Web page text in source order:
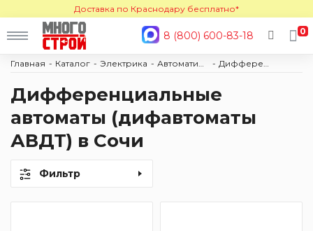
Доставка по Краснодару бесплатно*
8 (800) 600-83-18 0
Главная Каталог Электрика
Дифференциальные
автоматы (дифавтоматы
АВДТ) в Сочи
Фильтр